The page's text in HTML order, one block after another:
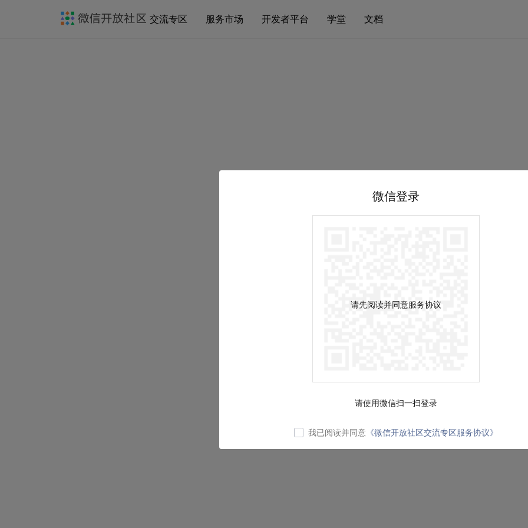
交流专区 服务市场 开发者平台 学堂 文档
微信登录
请先阅读并同意服务协议
请使用微信扫一扫登录
我已阅读并同意 《微信开放社区交流专区服务协议》